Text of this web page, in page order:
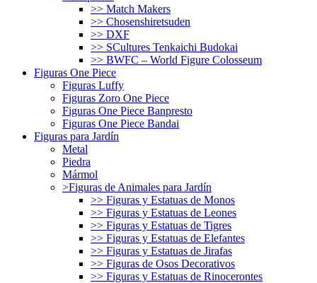
>> Match Makers
>> Chosenshiretsuden
>> DXF
>> SCultures Tenkaichi Budokai
>> BWFC – World Figure Colosseum
Figuras One Piece
Figuras Luffy
Figuras Zoro One Piece
Figuras One Piece Banpresto
Figuras One Piece Bandai
Figuras para Jardín
Metal
Piedra
Mármol
>Figuras de Animales para Jardín
>> Figuras y Estatuas de Monos
>> Figuras y Estatuas de Leones
>> Figuras y Estatuas de Tigres
>> Figuras y Estatuas de Elefantes
>> Figuras y Estatuas de Jirafas
>> Figuras de Osos Decorativos
>> Figuras y Estatuas de Rinocerontes